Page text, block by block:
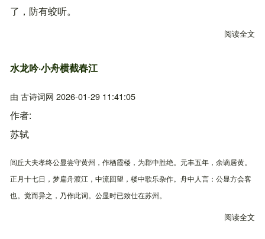
了，防有蛟听。
阅读全文
水龙吟·小舟横截春江
由 古诗词网 2026-01-29 11:41:05
作者
苏轼
闾丘大夫孝终公显尝守黄州，作栖霞楼，为郡中胜绝。元丰五年，余谪居黄。
正月十七日，梦扁舟渡江，中流回望，楼中歌乐杂作。舟中人言：公显方会客
也。觉而异之，乃作此词。公显时已致仕在苏州。
阅读全文